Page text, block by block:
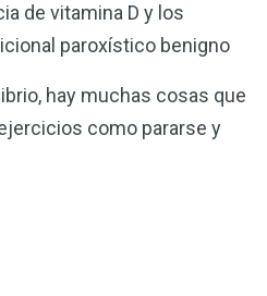
de vitamina D y los
paroxístico benigno
hay muchas cosas que
como pararse y